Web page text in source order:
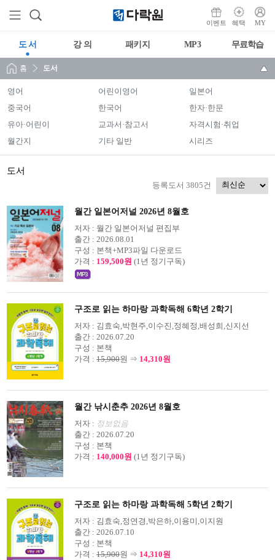
이벤트 혜택 MY
도 서 강 의 패키지 MP3 무료학습
홈 도서
영어 어린이영어
일본어
중국어
한국어
한자·한문
유아·어린이
교과서·참고서
자격시험·취업
월간지
기타 일반 시리즈
도서
등록도서 3805건
월간 일본어저널 2026년 8월호
저자 : 월간 일본어저널 편집부
출간 : 2026.08.01
구성 : 본책+MP3파일 다운로드
가격 : 159,500원 (1년 정기구독)
구조로 읽는 하마랑 과학독해 6학년 2학기
저자 : 김효숙,박현주,이수진,정혜정,배성희,신지선
출간 : 2026.07.20
구성 : 본책
가격 : 15,900원 ⇒ 14,310원
월간 낚시춘추 2026년 8월호
저자 : 정보없음
출간 : 2026.07.20
구성 : 본책
가격 : 140,000원 (1년 정기구독)
구조로 읽는 하마랑 과학독해 5학년 2학기
저자 : 김효숙,정연경,박은하,이용미,이지원
출간 : 2026.07.10
구성 : 본책
가격 : 15,900원 ⇒ 14,310원